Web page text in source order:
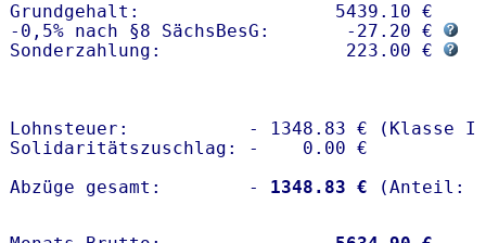
Grundgehalt:                  5439.10 €
-0,5% nach §8 SächsBesG:       -27.20 €
Sonderzahlung:                 223.00 €
Lohnsteuer:           - 1348.83 € (Klasse I)
Solidaritätszuschlag: -    0.00 €
Abzüge gesamt:        -
1348.83 €